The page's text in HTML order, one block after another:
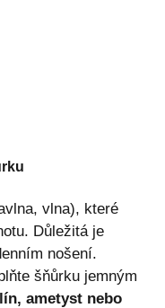
vlna), které
Důležitá je
nošení.
šňůrku jemným
ametyst nebo